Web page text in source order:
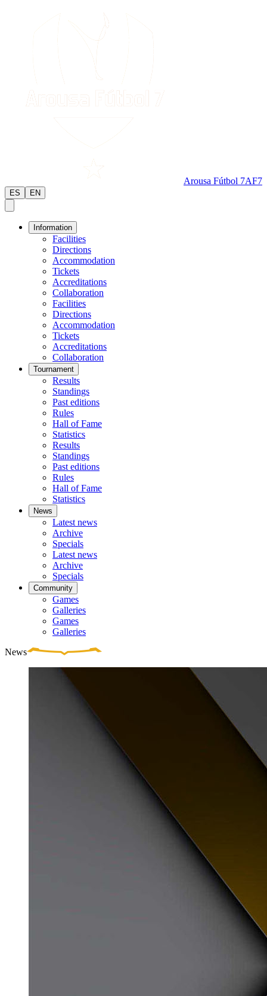
Arousa Fútbol 7AF7
ES EN
Information
Facilities
Directions
Accommodation
Tickets
Accreditations
Collaboration
Facilities
Directions
Accommodation
Tickets
Accreditations
Collaboration
Tournament
Results
Standings
Past editions
Rules
Hall of Fame
Statistics
Results
Standings
Past editions
Rules
Hall of Fame
Statistics
News
Latest news
Archive
Specials
Latest news
Archive
Specials
Community
Games
Galleries
Games
Galleries
News